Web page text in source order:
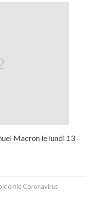
Macron le lundi 13
Coronavirus